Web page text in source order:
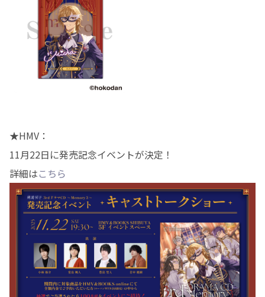
★HMV：
11月22日に発売記念イベントが決定！
詳細はこちら